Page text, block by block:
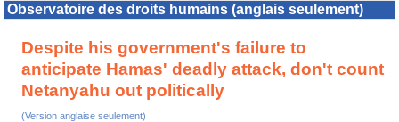
Observatoire des droits humains (anglais seulement)
Despite his government's failure to
anticipate Hamas' deadly attack, don't count
Netanyahu out politically
(Version anglaise seulement)